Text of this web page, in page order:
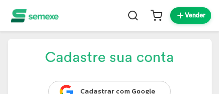
Vender
Cadastre sua conta
Cadastrar com Google